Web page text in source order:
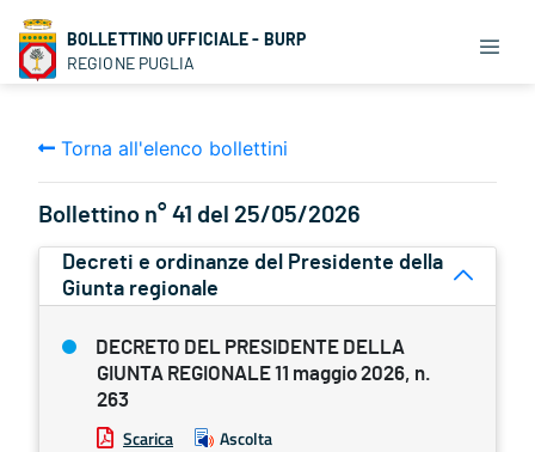
BOLLETTINO UFFICIALE - BURP
REGIONE PUGLIA
Torna all'elenco bollettini
Bollettino n° 41 del 25/05/2026
Decreti e ordinanze del Presidente della
Giunta regionale
DECRETO DEL PRESIDENTE DELLA
GIUNTA REGIONALE 11 maggio 2026, n.
263
Scarica Ascolta